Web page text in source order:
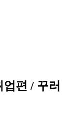
업편 / 꾸러